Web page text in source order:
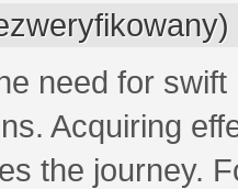
need for
Acquiring
the journey.